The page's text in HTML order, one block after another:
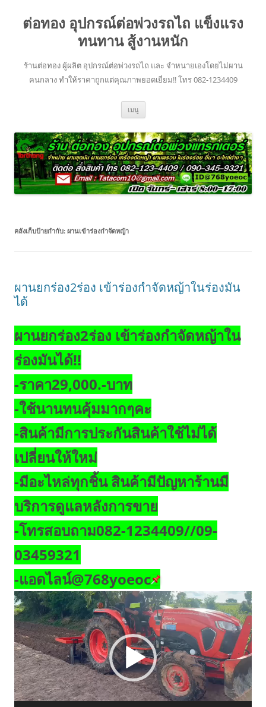
เนื้อหา
ต่อทอง อุปกรณ์ต่อพ่วงรถไถ แข็งแรง
ทนทาน สู้งานหนัก
ร้านต่อทอง ผู้ผลิต อุปกรณ์ต่อพ่วงรถไถ และ จำหนายเองโดยไม่ผาน
คนกลาง ทำให้ราคาถูกแต่คุณภาพยอดเยี่ยม!! โทร 082-1234409
เมนู
คลังเก็บป้ายกำกับ: ผานเข้าร่องกำจัดหญ้า
ผานยกร่อง2ร่อง เข้าร่องกำจัดหญ้าในร่องมัน
ได้
ผานยกร่อง2ร่อง เข้าร่องกำจัดหญ้าใน
ร่องมันได้!!
-ราคา29,000.-บาท
-ใช้นานทนคุ้มมากๆคะ
-สินค้ามีการประกันสินค้าใช้ไม่ได้
เปลี่ยนให้ใหม่
-มีอะไหล่ทุกชิ้น สินค้ามีปัญหาร้านมี
บริการดูแลหลังการขาย
-โทรสอบถาม082-1234409//09-
03459321
-แอดไลน์@768yoeoc
ตัว
เล่น
ไฟล์
วิดีโอ